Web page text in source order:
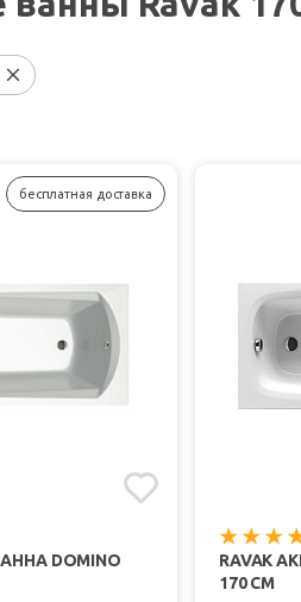
бесплатная доставка
DOMINO
RAVAK
170 СМ